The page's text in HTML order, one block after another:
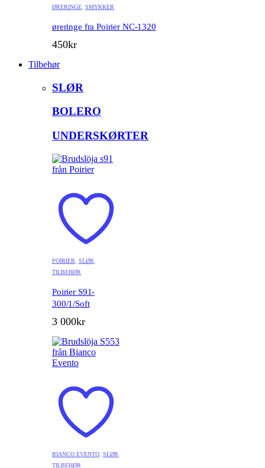
ØRERINGE SMYKKER
øreringe fra Poirier NC-1320
450kr
Tilbehør
SLØR
BOLERO
UNDERSKØRTER
POIRIER SLØR
TILBEHØR
Poirier S91-
300/1/Soft
3 000kr
BIANCO EVENTO, SLØR,
TILBEHØR